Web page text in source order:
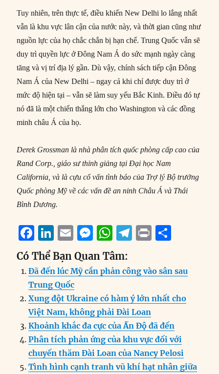
Tuy nhiên, trên thực tế, điều khiến New Delhi lo lắng nhất
vẫn là khu vực lân cận của nước này, và thời gian cũng như
nguồn lực của họ chắc chắn bị hạn chế. Trung Quốc vẫn sẽ
duy trì quyền lực ở Đông Nam Á do sức mạnh ngày càng
tăng và vị trí địa lý gần. Dù vậy, chính sách tiếp cận Đông
Nam Á của New Delhi – ngay cả khi chỉ được duy trì ở
mức độ hiện tại – vẫn sẽ làm suy yếu Bắc Kinh. Điều đó tự
nó đã là một chiến thắng lớn cho Washington và các đồng
minh châu Á của họ.
Derek Grossman là nhà phân tích quốc phòng cấp cao của
Rand Corp., giáo sư thỉnh giảng tại Đại học Nam
California, và là cựu cố vấn tình báo của Trợ lý Bộ trưởng
Quốc phòng Mỹ về các vấn đề an ninh Châu Á và Thái
Bình Dương.
F
a
c
e
b
o
o
k
Li
n
k
e
d
I
n
E
m
ai
l
M
e
ss
e
n
g
er
W
h
at
s
A
p
p
T
e
g
r
a
m
P
n
t
a
re
Có Thể Bạn Quan Tâm:
Đã đến lúc Mỹ cần phản công vào sân sau
Trung Quốc
Xung đột Ukraine có hàm ý lớn nhất cho
Việt Nam, không phải Đài Loan
Khoảnh khắc đa cực của Ấn Độ đã đến
Phân tích phản ứng của khu vực đối với
chuyến thăm Đài Loan của Nancy Pelosi
Tình hình cạnh tranh vũ khí hạt nhân giữa